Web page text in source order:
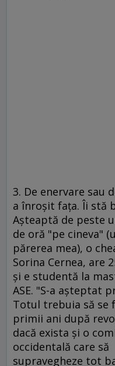
3. De enervare sau
a înroşit faţa. Îi stă
Aşteaptă de peste
de oră "pe cineva"
părerea mea), o
Sorina Cernea, are
şi e studentă la
ASE. "S-a aşteptat
Totul trebuia să se
primii ani după
dacă exista şi o
occidentală care să
supravegheze tot